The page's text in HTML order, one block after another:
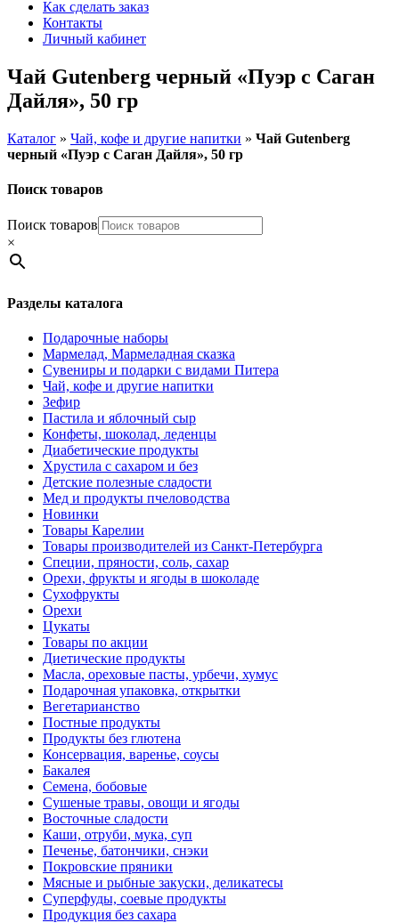
Как сделать заказ
Контакты
Личный кабинет
Чай Gutenberg черный «Пуэр с Саган
Дайля», 50 гр
Каталог » Чай, кофе и другие напитки » Чай Gutenberg
черный «Пуэр с Саган Дайля», 50 гр
Поиск товаров
Поиск товаров
×
Разделы каталога
Подарочные наборы
Мармелад, Мармеладная сказка
Сувениры и подарки с видами Питера
Чай, кофе и другие напитки
Зефир
Пастила и яблочный сыр
Конфеты, шоколад, леденцы
Диабетические продукты
Хрустила с сахаром и без
Детские полезные сладости
Мед и продукты пчеловодства
Новинки
Товары Карелии
Товары производителей из Санкт-Петербурга
Специи, пряности, соль, сахар
Орехи, фрукты и ягоды в шоколаде
Сухофрукты
Орехи
Цукаты
Товары по акции
Диетические продукты
Масла, ореховые пасты, урбечи, хумус
Подарочная упаковка, открытки
Вегетарианство
Постные продукты
Продукты без глютена
Консервация, варенье, соусы
Бакалея
Семена, бобовые
Сушеные травы, овощи и ягоды
Восточные сладости
Каши, отруби, мука, суп
Печенье, батончики, снэки
Покровские пряники
Мясные и рыбные закуски, деликатесы
Суперфуды, соевые продукты
Продукция без сахара